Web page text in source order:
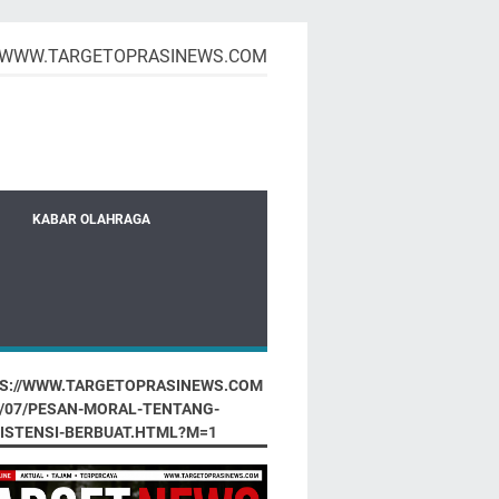
KABAR OLAHRAGA
WWW.TARGETOPRASINEWS.COM
PESAN-MORAL-TENTANG-
BERBUAT.HTML?M=1